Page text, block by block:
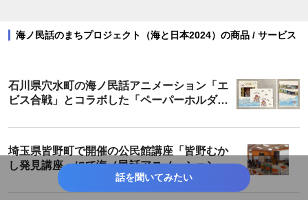
海ノ民話のまちプロジェクト（海と日本2024）の商品 / サービス
石川県穴水町の海ノ民話アニメーション「エ
ビス合戦」とコラボした「ペーパーホルダ
埼玉県皆野町で開催の公民館講座「皆野むか
し発見講座」にて海ノ民話アニメーション
「カミの話」を上映・解説しました
話を聞いてみたい